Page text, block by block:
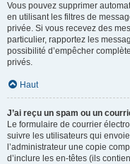
Vous pouvez supprimer
en utilisant les filtres de
privée. Si vous recevez des
particulier, rapportez les
possibilité d’empêcher
privés.
Haut
J’ai reçu un spam ou un
Le formulaire de courrier
suivre les utilisateurs qui
l’administrateur une copie
d’inclure les en-têtes (ils